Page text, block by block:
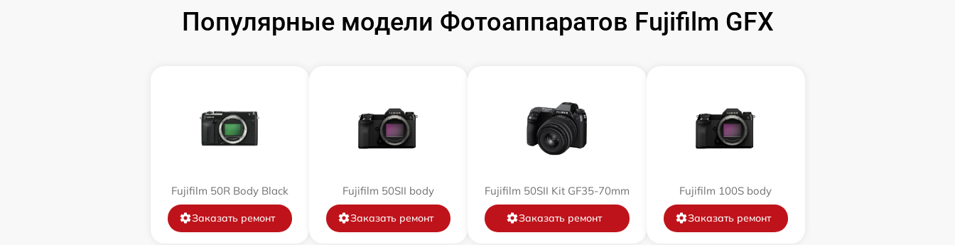
Чистка CCD/CMOS матрицы
Замена кнопки включения 2100 р
Замена аккумулятора от 60 мин 500 р
Программный ремонт от 60 мин 2900 р
Популярные модели Фотоаппаратов Fujifilm GFX
Fujifilm 50R Body Black
Заказать ремонт
Fujifilm 50SII body
Заказать ремонт
Fujifilm 50SII Kit GF35-70mm
Заказать ремонт
Fujifilm 100S body
Заказать ремонт